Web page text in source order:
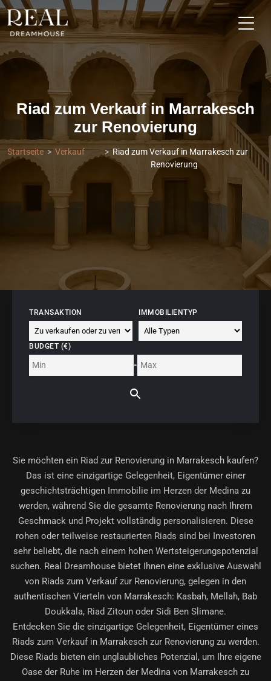
Riad zum Verkauf in Marrakesch
zur Renovierung
Startseite Verkauf
Riad zum Verkauf in Marrakesch zur
Renovierung
TRANSAKTION IMMOBILIENTYP
BUDGET (€)
-
Sie möchten ein Riad zur Renovierung in Marrakesch kaufen?
Das ist eine einzigartige Gelegenheit, Eigentümer einer
geschichtsträchtigen Immobilie im Herzen der Medina zu
werden, während Sie die gesamte Renovierung nach Ihrem
Geschmack und Projekt vollständig personalisieren. Diese
rohen oder teilweise restaurierten Riads sind bei Investoren
sehr beliebt, die nach einem hohen Wertsteigerungspotenzial
suchen. Real Dreamhouse bietet Ihnen eine exklusive Auswahl
von Riads zum Verkauf zur Renovierung, gelegen in den
authentischen Vierteln von Marrakesch: Kasbah, Mellah, Bab
Doukkala, Riad Zitoun oder Sidi Ben Slimane.
Entdecken Sie die einzigartige Gelegenheit, Eigentümer eines
Riads zum Verkauf in Marrakesch zur Renovierungzu werden.
Diese Riads bieten ein unglaubliches Potenzial, um Ihre eigene
Oase der Ruhe im Herzen der Medina von Marrakesch zu